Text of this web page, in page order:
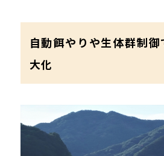
自動餌やりや生体群制
大化